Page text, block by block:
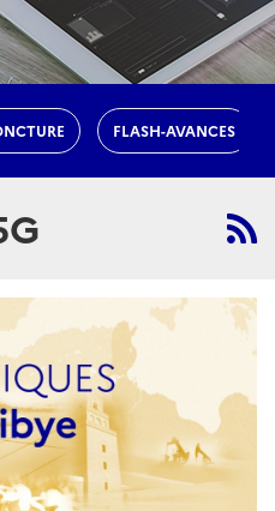
FLASH-AVANCES